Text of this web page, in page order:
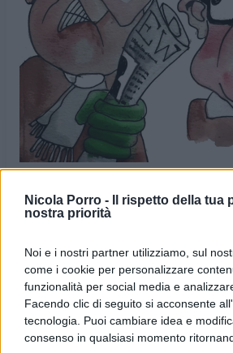
Nicola Porro -
Il rispetto della tua
nostra priorità
Noi e i nostri partner utilizziamo, sul
come i cookie per personalizzare
funzionalità per social media e
Facendo clic di seguito si acconsente
tecnologia. Puoi cambiare idea e
consenso in qualsiasi momento
30/01/2026
Le vignette satiriche di Beppe
trevigiano, nascono dalla
dare voce a situazioni, non solo